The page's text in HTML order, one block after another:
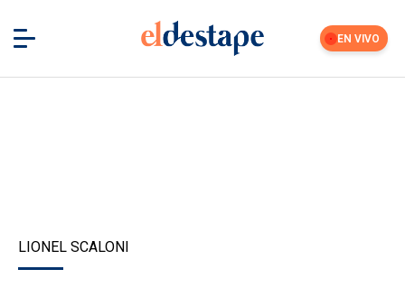
EN VIVO
LIONEL SCALONI